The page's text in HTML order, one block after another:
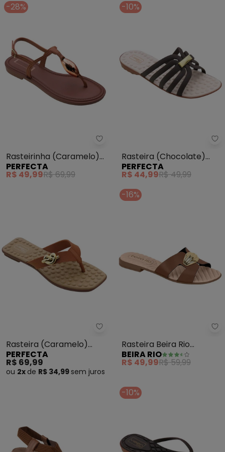
-28%
Perfecta - Rasteirinha
Rasteirinha (Caramelo)
com Solado Flexível
PERFECTA
R$ 49,99R$ 69,99
-10%
Rasteira (Chocolate)
com Palmilha Confort
PERFECTA
R$ 44,99R$ 49,99
Perfecta - Rasteira
Rasteira (Caramelo)
com Palmilha Confort
PERFECTA
R$ 69,99
ou 2x de R$ 34,99 sem juros
-16%
Rasteira Beira Rio
(Conhaque)
BEIRA RIO
R$ 49,99R$ 59,99
-10%